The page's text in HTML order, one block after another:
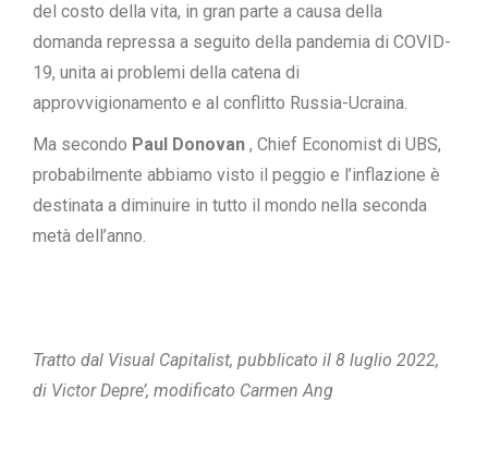
del costo della vita, in gran parte a causa della
domanda repressa a seguito della pandemia di COVID-
19, unita ai problemi della catena di
approvvigionamento e al conflitto Russia-Ucraina.
Ma secondo Paul Donovan , Chief Economist di UBS,
probabilmente abbiamo visto il peggio e l’inflazione è
destinata a diminuire in tutto il mondo nella seconda
metà dell’anno.
Tratto dal Visual Capitalist, pubblicato il 8 luglio 2022,
di Victor Depre’, modificato Carmen Ang